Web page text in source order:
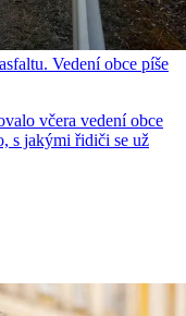
Vedení obce píše
včera vedení obce
s jakými řidiči se už